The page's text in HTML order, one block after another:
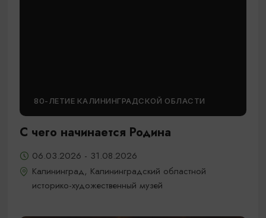
80-ЛЕТИЕ КАЛИНИНГРАДСКОЙ ОБЛАСТИ
С чего начинается Родина
06.03.2026 - 31.08.2026
Калининград, Калининградский областной
историко-художественный музей